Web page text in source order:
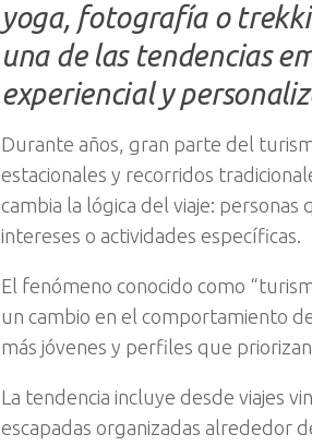
yoga, fotografía o
una de las tendencias
experiencial y
Durante años, gran parte del
estacionales y recorridos
cambia la lógica del viaje:
intereses o actividades específicas.
El fenómeno conocido como
un cambio en el comportamiento
más jóvenes y perfiles que
La tendencia incluye desde viajes
escapadas organizadas alrededor